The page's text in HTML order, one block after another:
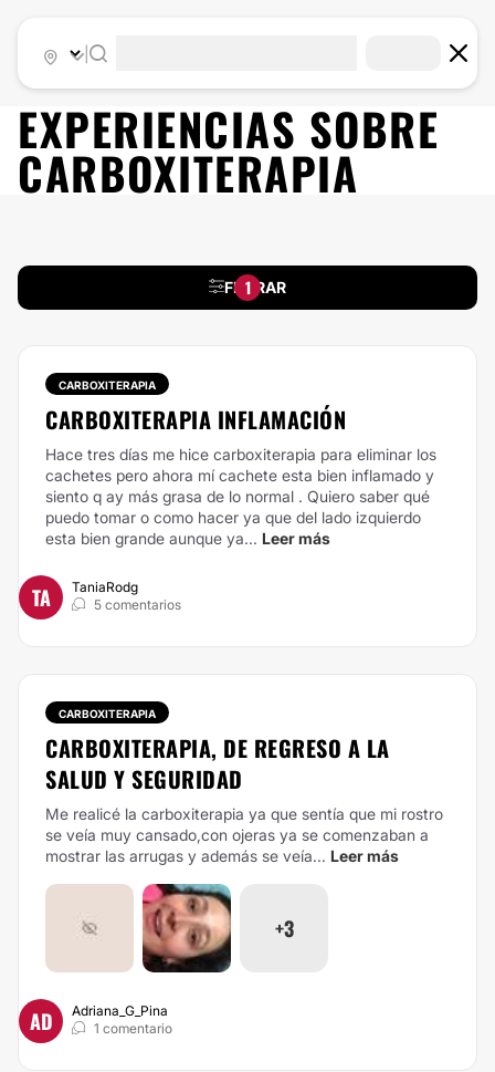
EXPERIENCIAS SOBRE
CARBOXITERAPIA
FILTRAR
1
CARBOXITERAPIA
CARBOXITERAPIA INFLAMACIÓN
Hace tres días me hice carboxiterapia para eliminar los
cachetes pero ahora mí cachete esta bien inflamado y
siento q ay más grasa de lo normal . Quiero saber qué
puedo tomar o como hacer ya que del lado izquierdo
esta bien grande aunque ya... Leer más
TA
TaniaRodg
5 comentarios
CARBOXITERAPIA
CARBOXITERAPIA, DE REGRESO A LA
SALUD Y SEGURIDAD
Me realicé la carboxiterapia ya que sentía que mi rostro
se veía muy cansado,con ojeras ya se comenzaban a
mostrar las arrugas y además se veía... Leer más
+3
AD
Adriana_G_Pina
1 comentario